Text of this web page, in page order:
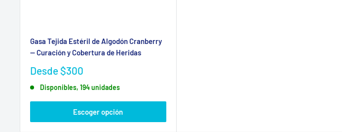
Gasa Tejida Estéril de Algodón Cranberry
— Curación y Cobertura de Heridas
Precio
venta
Desde $300
Disponibles, 194 unidades
Escoger opción